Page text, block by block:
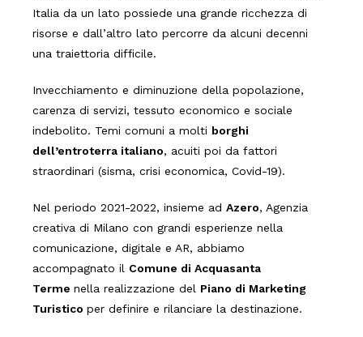
Italia da un lato possiede una grande ricchezza di
risorse e dall’altro lato percorre da alcuni decenni
una traiettoria difficile.
Invecchiamento e diminuzione della popolazione,
carenza di servizi, tessuto economico e sociale
indebolito. Temi comuni a molti borghi
dell’entroterra italiano, acuiti poi da fattori
straordinari (sisma, crisi economica, Covid-19).
Nel periodo 2021-2022, insieme ad Azero, Agenzia
creativa di Milano con grandi esperienze nella
comunicazione, digitale e AR, abbiamo
accompagnato il Comune di Acquasanta
Terme nella realizzazione del Piano di Marketing
Turistico per definire e rilanciare la destinazione.